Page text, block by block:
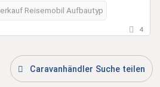
Reisemobil Aufbautyp
4
Caravanhändler Suche teilen